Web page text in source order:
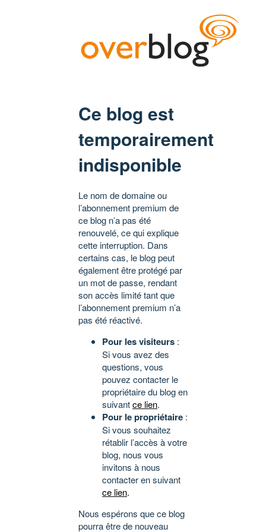
Ce blog est
temporairement
indisponible
Le nom de domaine ou
l’abonnement premium de
ce blog n’a pas été
renouvelé, ce qui explique
cette interruption. Dans
certains cas, le blog peut
également être protégé par
un mot de passe, rendant
son accès limité tant que
l’abonnement premium n’a
pas été réactivé.
Pour les visiteurs :
Si vous avez des
questions, vous
pouvez contacter le
propriétaire du blog en
suivantce lien.
Pour le propriétaire :
Si vous souhaitez
rétablir l’accès à votre
blog, nous vous
invitons à nous
contacter en suivant
ce lien.
Nous espérons que ce blog
pourra être de nouveau